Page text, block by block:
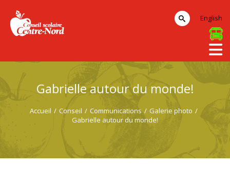
Gabrielle autour du monde!
Accueil / Conseil / Communications / Galerie photo /
Gabrielle autour du monde!
English